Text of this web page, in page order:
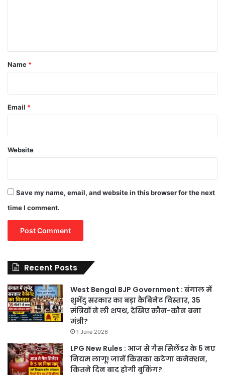
*
Name *
Email *
Website
Save my name, email, and website in this browser for the next
time I comment.
Recent Posts
West Bengal BJP Government : बंगाल में
शुभेंदु सरकार का बड़ा कैबिनेट विस्तार, 35
मंत्रियों ने ली शपथ, देखिए कौन-कौन बना
मंत्री?
1 June 2026
LPG New Rules : आज से गैस सिलेंडर के 5 नए
नियम लागू! जानें किसका कटेगा कनेक्शन,
कितने दिन बाद होगी बुकिंग?